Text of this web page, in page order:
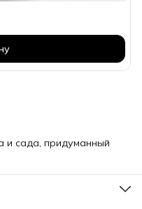
и сада, придуманный